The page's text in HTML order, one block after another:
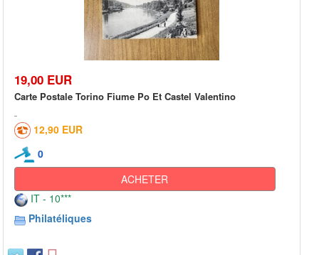
19,00 EUR
Carte Postale Torino Fiume Po Et Castel Valentino
12,90 EUR
0
ACHETER
IT - 10***
Philatéliques